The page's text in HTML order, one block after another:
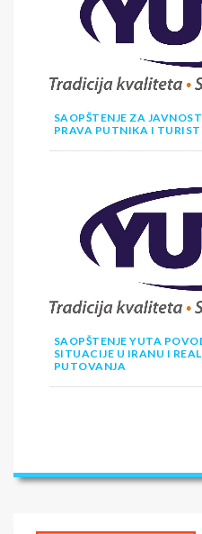
SAOPŠTENJE ZA
PRAVA PUTNIKA I
SAOPŠTENJE YUTA
SITUACIJE U IRANU I
PUTOVANJA